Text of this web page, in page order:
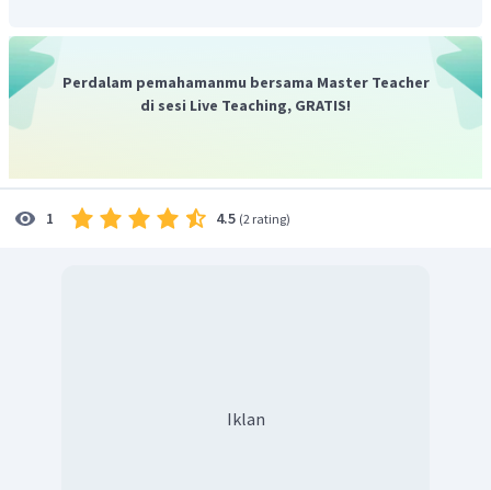
Perdalam pemahamanmu bersama Master Teacher
di sesi Live Teaching, GRATIS!
1 4.5 (2 rating)
Iklan